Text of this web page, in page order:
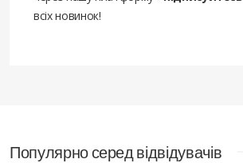
всіх новинок!
Популярно серед відвідувачів